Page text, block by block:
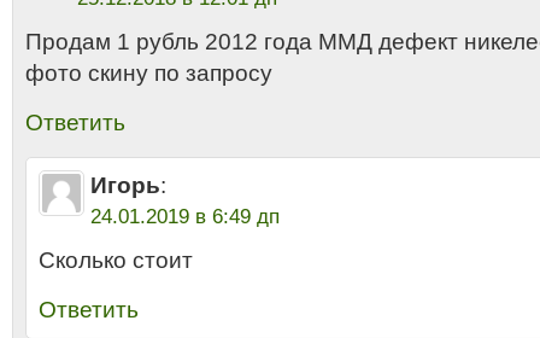
Продам 1 рубль 2012 года ММД дефект
фото скину по запросу
Ответить
Игорь:
24.01.2019 в 6:49 дп
Сколько стоит
Ответить